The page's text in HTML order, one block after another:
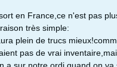
en France,ce n'est pas
très simple:
plein de trucs
pas de vrai